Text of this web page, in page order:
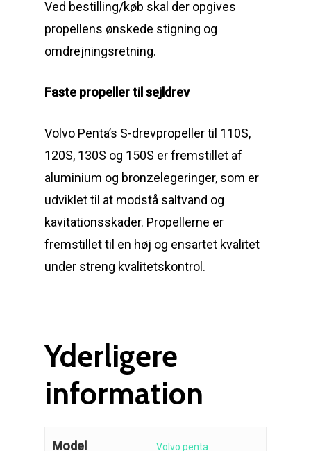
Ved bestilling/køb skal der opgives
propellens ønskede stigning og
omdrejningsretning.
Faste propeller til sejldrev
Volvo Penta’s S-drevpropeller til 110S,
120S, 130S og 150S er fremstillet af
aluminium og bronzelegeringer, som er
udviklet til at modstå saltvand og
kavitationsskader. Propellerne er
fremstillet til en høj og ensartet kvalitet
under streng kvalitetskontrol.
Yderligere
information
Model Volvo penta
Indlever din propel
Påføring af PropShield
Om os